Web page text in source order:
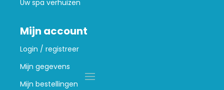
Uw spa verhuizen
Mijn account
Login / registreer
Mijn gegevens
Mijn bestellingen